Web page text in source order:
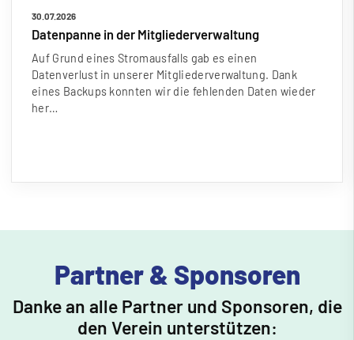
30.07.2026
Datenpanne in der Mitgliederverwaltung
Auf Grund eines Stromausfalls gab es einen
Datenverlust in unserer Mitgliederverwaltung. Dank
eines Backups konnten wir die fehlenden Daten wieder
her…
Partner & Sponsoren
Danke an alle Partner und Sponsoren, die
den Verein unterstützen: